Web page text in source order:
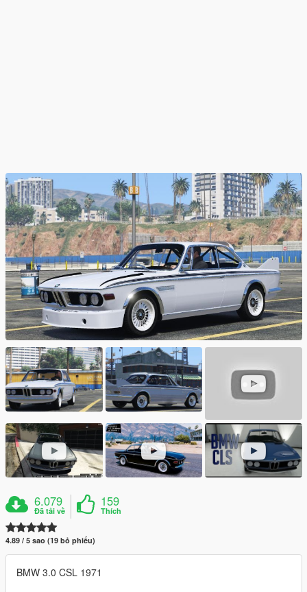
6.079
Đã tải về
159
Thích
4.89 / 5 sao (19 bỏ phiếu)
BMW 3.0 CSL 1971